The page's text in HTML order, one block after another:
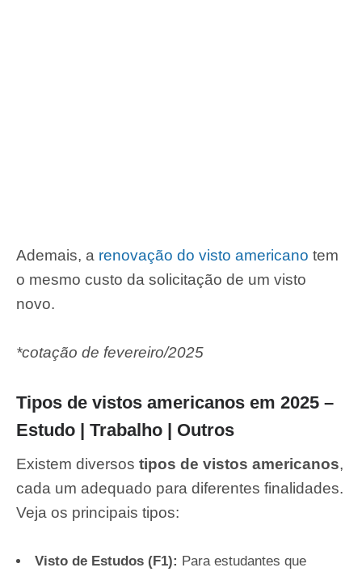
Ademais, a renovação do visto americano tem
o mesmo custo da solicitação de um visto
novo.
*cotação de fevereiro/2025
Tipos de vistos americanos em 2025 –
Estudo | Trabalho | Outros
Existem diversos tipos de vistos americanos,
cada um adequado para diferentes finalidades.
Veja os principais tipos:
Visto de Estudos (F1): Para estudantes que